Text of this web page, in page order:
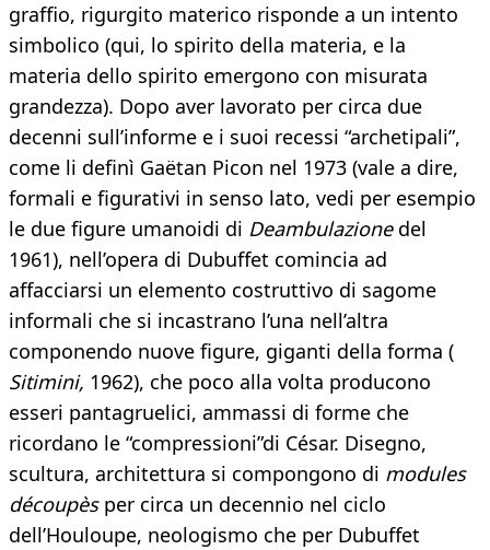
graffio, rigurgito materico risponde a un intento
simbolico (qui, lo spirito della materia, e la
materia dello spirito emergono con misurata
grandezza). Dopo aver lavorato per circa due
decenni sull’informe e i suoi recessi “archetipali”,
come li definì Gaëtan Picon nel 1973 (vale a dire,
formali e figurativi in senso lato, vedi per esempio
le due figure umanoidi di Deambulazionedel
1961), nell’opera di Dubuffet comincia ad
affacciarsi un elemento costruttivo di sagome
informali che si incastrano l’una nell’altra
componendo nuove figure, giganti della forma (
Sitimini, 1962), che poco alla volta producono
esseri pantagruelici, ammassi di forme che
ricordano le “compressioni”di César. Disegno,
scultura, architettura si compongono di modules
découpèsper circa un decennio nel ciclo
dell’Houloupe, neologismo che per Dubuffet